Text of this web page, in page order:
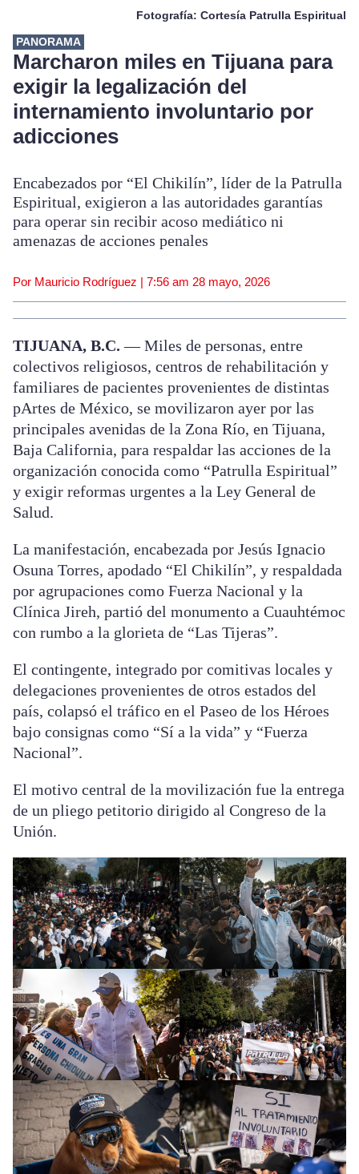
Fotografía: Cortesía Patrulla Espiritual
PANORAMA
Marcharon miles en Tijuana para
exigir la legalización del
internamiento involuntario por
adicciones
Encabezados por “El Chikilín”, líder de la Patrulla
Espiritual, exigieron a las autoridades garantías
para operar sin recibir acoso mediático ni
amenazas de acciones penales
Por Mauricio Rodríguez | 7:56 am 28 mayo, 2026
TIJUANA, B.C. — Miles de personas, entre
colectivos religiosos, centros de rehabilitación y
familiares de pacientes provenientes de distintas
pArtes de México, se movilizaron ayer por las
principales avenidas de la Zona Río, en Tijuana,
Baja California, para respaldar las acciones de la
organización conocida como “Patrulla Espiritual”
y exigir reformas urgentes a la Ley General de
Salud.
La manifestación, encabezada por Jesús Ignacio
Osuna Torres, apodado “El Chikilín”, y respaldada
por agrupaciones como Fuerza Nacional y la
Clínica Jireh, partió del monumento a Cuauhtémoc
con rumbo a la glorieta de “Las Tijeras”.
El contingente, integrado por comitivas locales y
delegaciones provenientes de otros estados del
país, colapsó el tráfico en el Paseo de los Héroes
bajo consignas como “Sí a la vida” y “Fuerza
Nacional”.
El motivo central de la movilización fue la entrega
de un pliego petitorio dirigido al Congreso de la
Unión.